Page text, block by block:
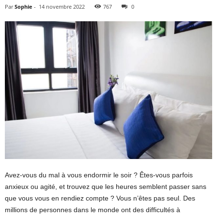
Par Sophie - 14 novembre 2022 767 0
Avez-vous du mal à vous endormir le soir ? Êtes-vous parfois
anxieux ou agité, et trouvez que les heures semblent passer sans
que vous vous en rendiez compte ? Vous n’êtes pas seul. Des
millions de personnes dans le monde ont des difficultés à